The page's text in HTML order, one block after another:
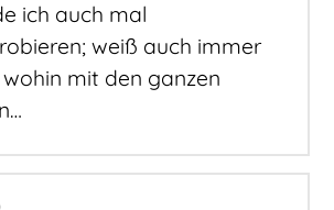
ich auch mal
weiß auch immer
mit den ganzen